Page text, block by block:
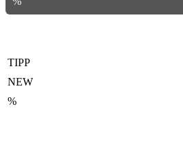
TIPP
NEW
%